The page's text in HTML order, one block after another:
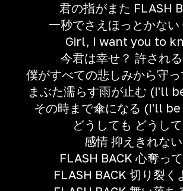
君の指がまた FLASH
一秒でさえほっとかない
Girl, I want you to
今君は幸せ？ 許され
僕がすべての悲しみから守
まぶた濡らす雨が止む (I'll
その時まで傘になる (I'll
どうしても どうし
感情 抑えきれない
FLASH BACK 心奪って
FLASH BACK 切り裂く